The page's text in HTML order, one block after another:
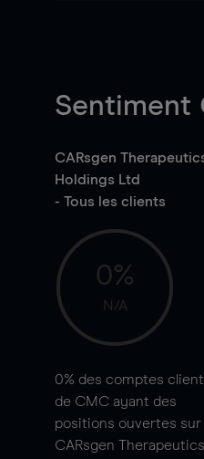
Sentiment
CARsgen
Holdings Ltd
- Tous les clients
0%
N/A
0% des comptes
de CMC ayant des
positions ouvertes sur
CARsgen Therapeutics